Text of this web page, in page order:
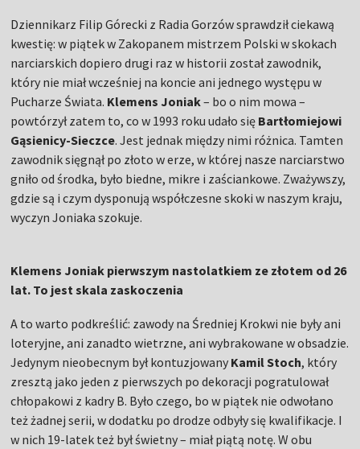
Dziennikarz Filip Górecki z Radia Gorzów sprawdził ciekawą
kwestię: w piątek w Zakopanem mistrzem Polski w skokach
narciarskich dopiero drugi raz w historii został zawodnik,
który nie miał wcześniej na koncie ani jednego występu w
Pucharze Świata. Klemens Joniak– bo o nim mowa –
powtórzył zatem to, co w 1993 roku udało się Bartłomiejowi
Gąsienicy-Sieczce. Jest jednak między nimi różnica. Tamten
zawodnik sięgnął po złoto w erze, w której nasze narciarstwo
gniło od środka, było biedne, mikre i zaściankowe. Zważywszy,
gdzie są i czym dysponują współczesne skoki w naszym kraju,
wyczyn Joniaka szokuje.
Klemens Joniak pierwszym nastolatkiem ze złotem od 26
lat. To jest skala zaskoczenia
A to warto podkreślić: zawody na Średniej Krokwi nie były ani
loteryjne, ani zanadto wietrzne, ani wybrakowane w obsadzie.
Jedynym nieobecnym był kontuzjowany Kamil Stoch, który
zresztą jako jeden z pierwszych po dekoracji pogratulował
chłopakowi z kadry B. Było czego, bo w piątek nie odwołano
też żadnej serii, w dodatku po drodze odbyły się kwalifikacje. I
w nich 19-latek też był świetny – miał piątą notę. W obu